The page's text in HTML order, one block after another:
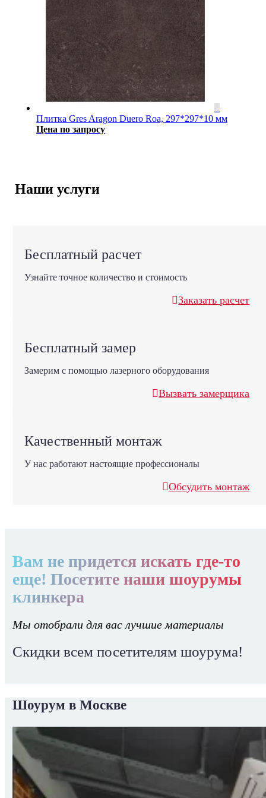
Плитка Gres Aragon Duero Roa, 297*297*10 мм
Цена по запросу
Наши услуги
Бесплатный расчет
Узнайте точное количество и стоимость
Заказать расчет
Бесплатный замер
Замерим с помощью лазерного оборудования
Вызвать замерщика
Качественный монтаж
У нас работают настоящие профессионалы
Обсудить монтаж
Вам не придется искать где-то
еще! Посетите наши шоурумы
клинкера
Мы отобрали для вас лучшие материалы
Скидки всем посетителям шоурума!
Шоурум в Москве